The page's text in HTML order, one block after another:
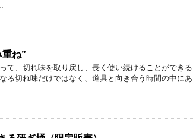
ね”
て、切れ味を取り戻し、長く使い続けることができる
る切れ味だけではなく、道具と向き合う時間の中にあ